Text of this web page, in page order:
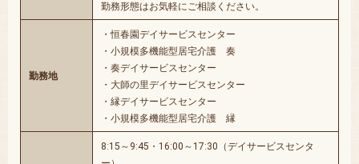
勤務形態はお気軽にご相談ください。
勤務地
・恒春園デイサービスセンター
・小規模多機能型居宅介護 奏
・奏デイサービスセンター
・大師の里デイサービスセンター
・縁デイサービスセンター
・小規模多機能型居宅介護 縁
8:15～9:45・16:00～17:30（デイサービスセンタ